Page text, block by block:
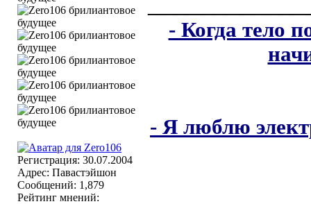
Регистрация: 30.07.2004
Адрес: Павастэйшон
Сообщений: 1,879
Рейтинг мнений:
- Когда тело
- Я люблю